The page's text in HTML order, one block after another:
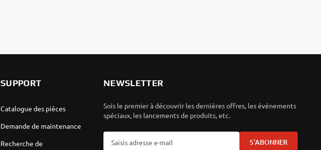
SUPPORT
Catalogue des pièces
Demande de maintenance
Recherche de
NEWSLETTER
Sois le premier à découvrir les dernières offres, les événements
spéciaux, les lancements de produits, etc.
S'ABONNER